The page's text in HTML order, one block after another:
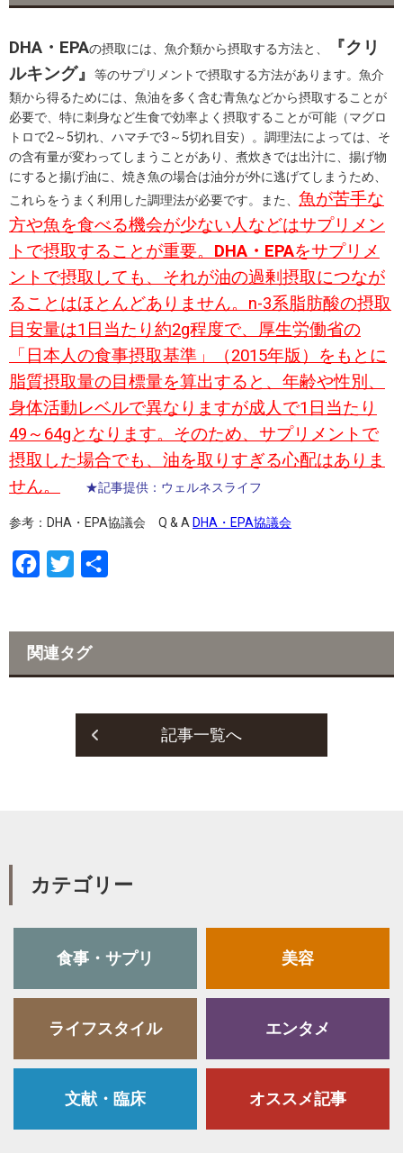
DHA・EPAの摂取には、魚介類から摂取する方法と、
『クリ
ルキング』
等のサプリメントで摂取する方法があります。魚介
類から得るためには、魚油を多く含む青魚などから摂取することが
必要で、特に刺身など生食で効率よく摂取することが可能（マグロ
トロで2～5切れ、ハマチで3～5切れ目安）。調理法によっては、そ
の含有量が変わってしまうことがあり、煮炊きでは出汁に、揚げ物
にすると揚げ油に、焼き魚の場合は油分が外に逃げてしまうため、
これらをうまく利用した調理法が必要です。また、 魚が苦手な
方や魚を食べる機会が少ない人などはサプリメン
トで摂取することが重要。 DHA・EPAをサプリメ
ントで摂取しても、それが油の過剰摂取につなが
ることはほとんどありません。n-3系脂肪酸の摂取
目安量は1日当たり約2g程度で、厚生労働省の
「日本人の食事摂取基準」（2015年版）をもとに
脂質摂取量の目標量を算出すると、年齢や性別、
身体活動レベルで異なりますが成人で1日当たり
49～64gとなります。そのため、サプリメントで
摂取した場合でも、油を取りすぎる心配はありま
せん。
★記事提供：ウェルネスライフ
参考：DHA・EPA協議会 Q & A DHA・EPA協議会
e
b
t
関連タグ
記事一覧へ
カテゴリー
食事・サプリ 美容
ライフスタイル エンタメ
文献・臨床 オススメ記事